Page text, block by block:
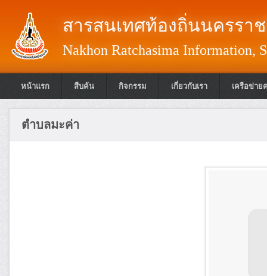
สารสนเทศท้องถิ่นนครรา
Nakhon Ratchasima Information,
หน้าแรก สืบค้น กิจกรรม เกี่ยวกับเรา เครือข่าย
ตำบลมะค่า